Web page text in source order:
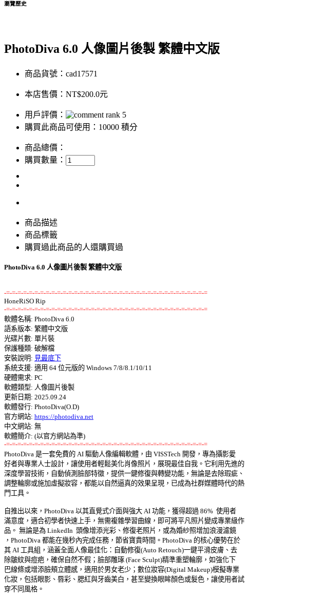
瀏覽歷史
PhotoDiva 6.0 人像圖片後製 繁體中文版
商品貨號：cad17571
本店售價： NT$200.0元
用戶評價：
購買此商品可使用：10000 積分
商品總價：
購買數量：
商品描述
商品標籤
購買過此商品的人還購買過
PhotoDiva 6.0 人像圖片後製 繁體中文版
-=-=-=-=-=-=-=-=-=-=-=-=-=-=-=-=-=-=-=-=-=-=-=-=-=-=-=-=-=-=-=-=-=-=-=-=
-=-=-=-=-=-=-=-=-=-=-=-=-=-=-=-=-=-=-=-=-=-=-=-=-=-=-=-=-=-=-=-=-=-=-=-=
軟體名稱: PhotoDiva 6.0
語系版本: 繁體中文版
光碟片數: 單片裝
保護種類: 破解檔
安裝說明: 見最底下
系統支援: 適用 64 位元版的 Windows 7/8/8.1/10/11
硬體需求: PC
軟體類型: 人像圖片後製
更新日期: 2025.09.24
軟體發行: PhotoDiva(O.D)
官方網站: https://photodiva.net
中文網站: 無
-=-=-=-=-=-=-=-=-=-=-=-=-=-=-=-=-=-=-=-=-=-=-=-=-=-=-=-=-=-=-=-=-=-=-=-=
PhotoDiva 是一套免費的 AI 驅動人像編輯軟體，由 VISSTech 開發，專為攝影愛
好者與專業人士設計，讓使用者輕鬆美化肖像照片，展現最佳自我。它利用先進的
深度學習技術，自動偵測臉部特徵，提供一鍵修復與轉變功能，無論是去除瑕疵、
調整輪廓或施加虛擬妝容，都能以自然逼真的效果呈現，已成為社群媒體時代的熱
門工具。
自推出以來，PhotoDiva 以其直覺式介面與強大 AI 功能，獲得超過 86%  使用者
滿意度，適合初學者快速上手，無需複雜學習曲線，即可將平凡照片變成專業級作
品。 無論是為 LinkedIn  頭像增添光彩、修復老照片，或為婚紗照增加浪漫濾鏡
，PhotoDiva 都能在幾秒內完成任務，節省寶貴時間。PhotoDiva 的核心優勢在於
其 AI 工具組，涵蓋全面人像最佳化：自動修復(Auto Retouch)一鍵平滑皮膚、去
除皺紋與痘疤，確保自然不假；臉部雕琢 (Face Sculpt)精準重塑輪廓，如強化下
巴線條或增添臉頰立體感，適用於男女老少；數位妝容(Digital Makeup)模擬專業
化妝，包括眼影、唇彩、腮紅與牙齒美白，甚至變換眼眸顏色或髮色，讓使用者試
穿不同風格。